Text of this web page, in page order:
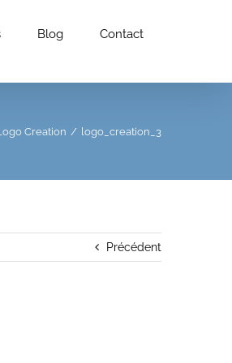
Blog Contact
Creation / logo_creation_3
Précédent